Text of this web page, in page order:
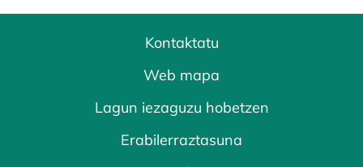
Kontaktatu
Web mapa
Lagun iezaguzu hobetzen
Erabilerraztasuna